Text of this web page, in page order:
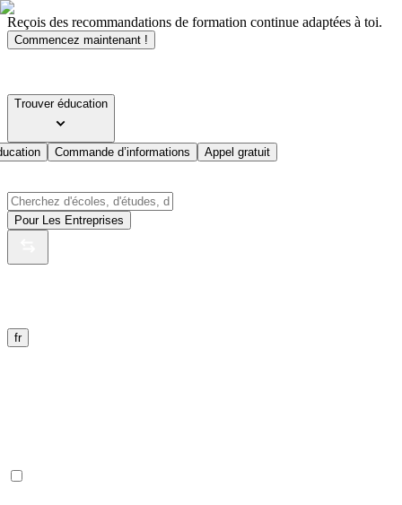
Reçois des recommandations de formation continue adaptées à toi.
Commencez maintenant !
Trouver éducation
Commande d’informations Appel gratuit
Pour Les Entreprises
fr